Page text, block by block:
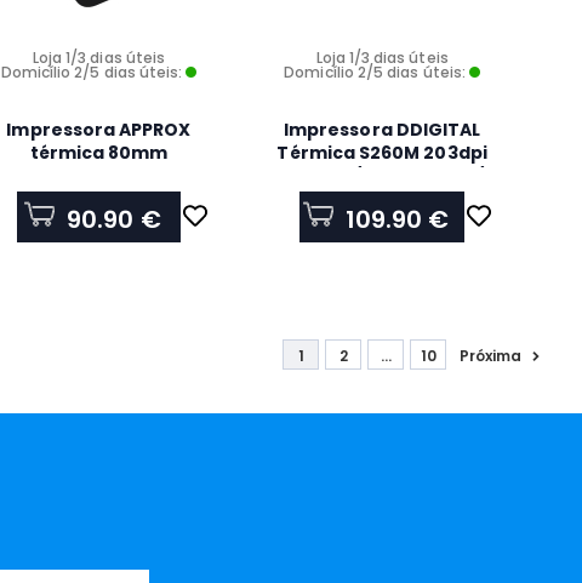
Loja 1/3 dias úteis
Domicílio 2/5 dias úteis:
Impressora APPROX
térmica 80mm
90.90 €
Loja 1/3 dias úteis
Domicílio 2/5 dias úteis:
Impressora DDIGITAL
Térmica S260M 203dpi
Serie / LAN / Bluetooth
109.90 €
1 2 ... 10 Próxima